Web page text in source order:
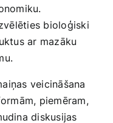
bioloģiski
ar ‍mazāku
veicināšana
piemēram,
diskusijas⁤